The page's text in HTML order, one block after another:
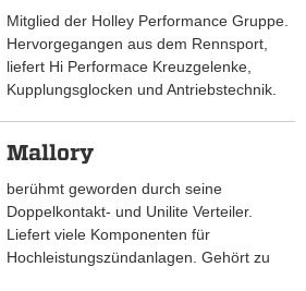
Mitglied der Holley Performance Gruppe.
Hervorgegangen aus dem Rennsport,
liefert Hi Performace Kreuzgelenke,
Kupplungsglocken und Antriebstechnik.
Mallory
berühmt geworden durch seine
Doppelkontakt- und Unilite Verteiler.
Liefert viele Komponenten für
Hochleistungszündanlagen. Gehört zu